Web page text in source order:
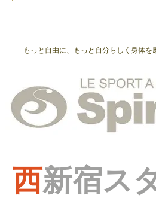
もっと自由に、もっと自分らしく身体
西新宿ス